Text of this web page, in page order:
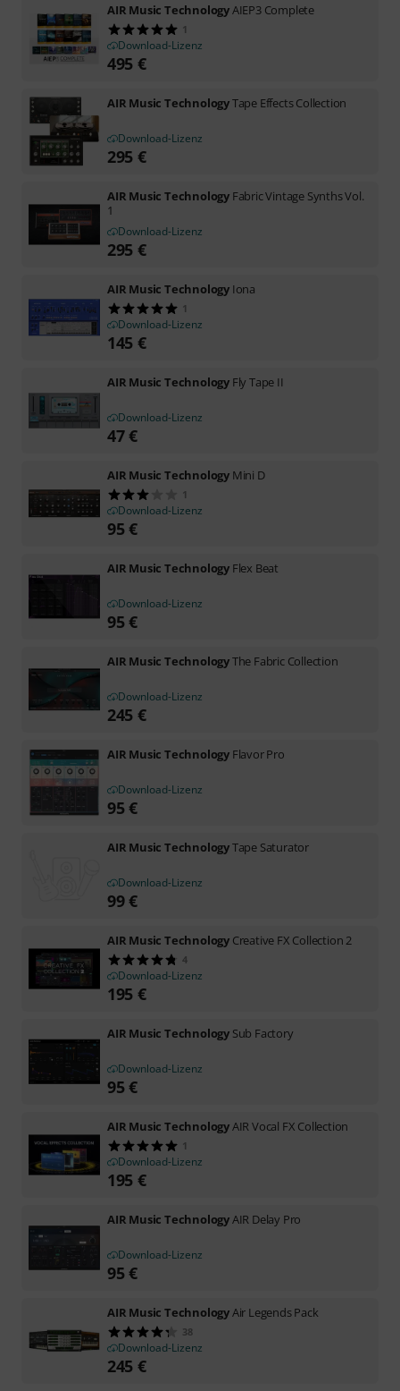
AIR Music TechnologyAIEP3 Complete
1
Download-Lizenz
495 €
AIR Music TechnologyTape Effects Collection
Download-Lizenz
295 €
AIR Music Technology Fabric Vintage Synths Vol.
1
Download-Lizenz
295 €
AIR Music Technology Iona
1
Download-Lizenz
145 €
AIR Music Technology Fly Tape II
Download-Lizenz
47€
AIR Music Technology Mini D
1
Download-Lizenz
95€
AIR Music Technology Flex Beat
Download-Lizenz
95€
AIR Music TechnologyThe Fabric Collection
Download-Lizenz
245 €
AIR Music Technology Flavor Pro
Download-Lizenz
95€
AIR Music TechnologyTape Saturator
Download-Lizenz
99€
AIR Music Technology Creative FX Collection 2
4
Download-Lizenz
195 €
AIR Music Technology Sub Factory
Download-Lizenz
95€
AIR Music TechnologyAIR Vocal FX Collection
1
Download-Lizenz
195 €
AIR Music TechnologyAIR Delay Pro
Download-Lizenz
95€
AIR Music TechnologyAir Legends Pack
38
Download-Lizenz
245 €